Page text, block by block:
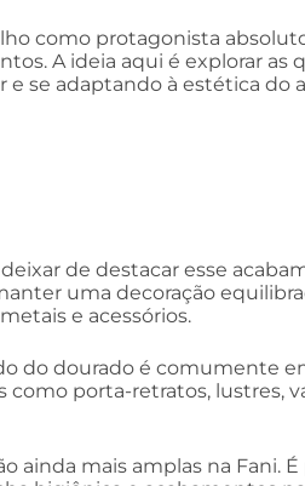
como protagonista
A ideia aqui é explorar as
e se adaptando à estética do
de destacar esse
uma decoração
e acessórios.
do dourado é comumente
como porta-retratos, lustres,
ainda mais amplas na Fani.